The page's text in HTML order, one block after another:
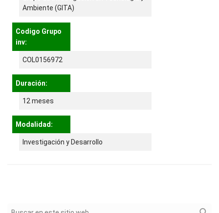
Ambiente (GITA)
Codigo Grupo
inv:
COL0156972
Duración:
12 meses
Modalidad:
Investigación y Desarrollo